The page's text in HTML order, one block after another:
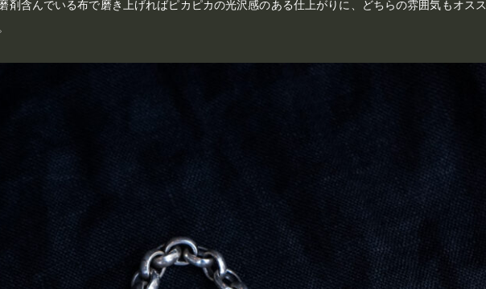
剤含んでいる布で磨き上げればピカピカの光沢感のある仕上がりに、どちらの雰囲気もオスス